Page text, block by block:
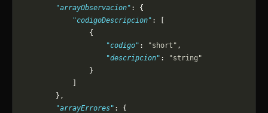
        "arrayObservacion"
: {
            "codigoDescripcion"
: [
                {
                    "codigo"
: "short" ,
                    "descripcion"
:
"string"
                }
        },
        "arrayErrores"
: {